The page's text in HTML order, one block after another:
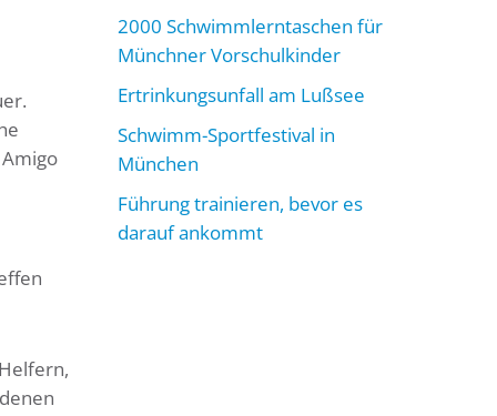
2000 Schwimmlerntaschen für
Münchner Vorschulkinder
Ertrinkungsunfall am Lußsee
Schwimm-Sportfestival in
München
Führung trainieren, bevor es
darauf ankommt